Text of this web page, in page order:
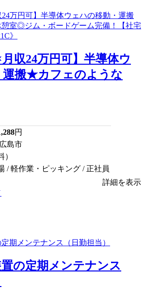
月収24万円可】半導体ウ
運搬★カフェのような
円
島市
）
/ 軽作業・ピッキング / 正社員
詳細を表示
の定期メンテナンス